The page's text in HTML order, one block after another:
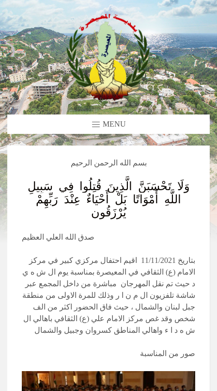
MENU
بسم الله الرحمن الرحيم
وَلَا تَحْسَبَنَّ الَّذِينَ قُتِلُوا فِي سَبِيلِ
اللَّهِ أَمْوَاتًا بَلْ أَحْيَاءٌ عِنْدَ رَبِّهِمْ
يُرْزَقُون
صدق الله العلي العظيم
بتاريخ 11/11/2021 اقيم احتفال مركزي كبير في مركز
الامام (ع) الثقافي في المعيصرة بمناسبة يوم ال ش ه ي
د حيث تم نقل المهرجان مباشرة من داخل المجمع عبر
شاشة تلفزيون ال م ن ا ر وذلك للمرة الاولى من منطقة
جبل لبنان والشمال ، حيث فاق الحضور اكثر من الف
شخص وقد غص مركز الامام علي (ع) الثقافي باهالي ال
ش ه د ا ء واهالي المناطق كسروان وجبيل والشمال
صور من المناسبة